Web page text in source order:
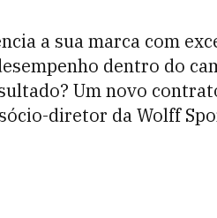
a sua marca com
dentro do
Um novo
diretor da Wolff